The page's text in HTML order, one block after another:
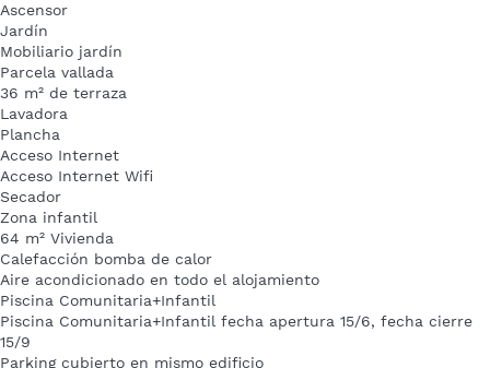
Ascensor
Jardín
Mobiliario jardín
Parcela vallada
36 m² de terraza
Lavadora
Plancha
Acceso Internet
Acceso Internet Wifi
Secador
Zona infantil
64 m² Vivienda
Calefacción bomba de calor
Aire acondicionado en todo el alojamiento
Piscina Comunitaria+Infantil
Piscina Comunitaria+Infantil fecha apertura 15/6, fecha cierre
15/9
Parking cubierto en mismo edificio